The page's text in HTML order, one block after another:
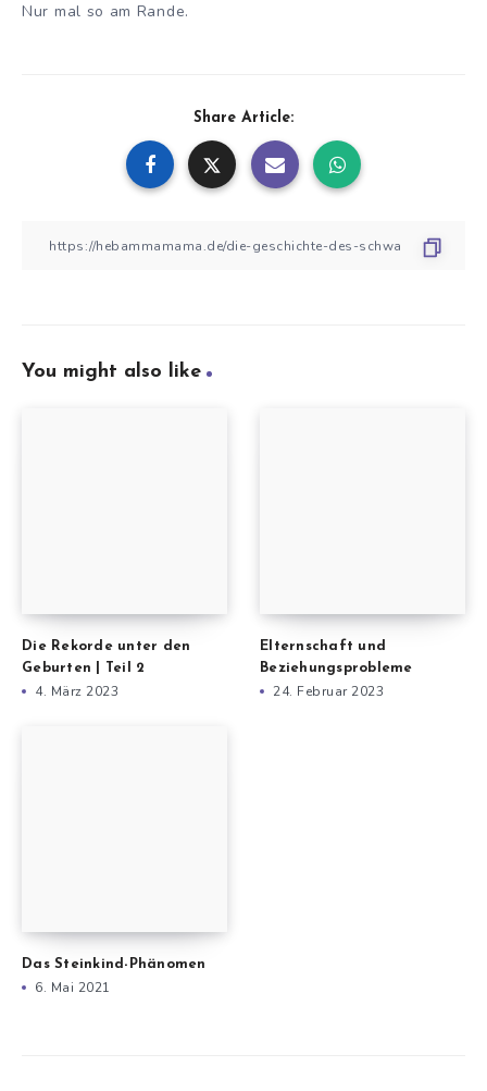
Nur mal so am Rande.
Share Article:
You might also like
Die Rekorde unter den
Geburten | Teil 2
4. März 2023
Elternschaft und
Beziehungsprobleme
24. Februar 2023
Das Steinkind-Phänomen
6. Mai 2021